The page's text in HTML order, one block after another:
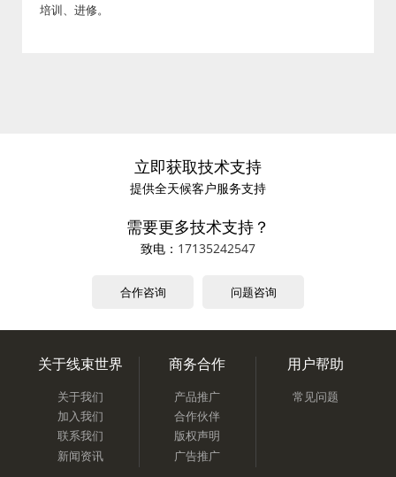
培训、进修。
立即获取技术支持
提供全天候客户服务支持
需要更多技术支持？
致电： 17135242547
合作咨询 问题咨询
关于线束世界
关于我们
加入我们
联系我们
新闻资讯
商务合作
产品推广
合作伙伴
版权声明
广告推广
用户帮助
常见问题